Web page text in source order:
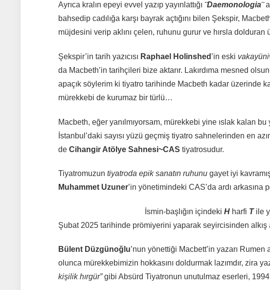
Ayrıca kralın epeyi evvel yazıp yayınlattığı ¨Daemonologia¨
bahsedip cadılığa karşı bayrak açtığını bilen Şekspir,
müjdesini verip aklını çelen, ruhunu gurur ve hırsla dolduran
Şekspir’in tarih yazıcısı Raphael Holinshed ’in eski
da Macbeth’in tarihçileri bize aktarır. Lakırdıma mesned
apaçık söylerim ki tiyatro tarihinde Macbeth kadar üzerinde
mürekkebi de kurumaz bir türlü…
Macbeth, eğer yanılmıyorsam, mürekkebi yine ıslak kalan bu
İstanbul’daki sayısı yüzü geçmiş tiyatro sahnelerinden en
de Cihangir Atölye Sahnesi~CAS tiyatrosudur.
Tiyatromuzun tiyatroda epik sanatın ruhunugayet iyi
Muhammet Uzuner’in yönetimindeki CAS’da ardı arkasına
İsmin-başlığın içindekiH harfi Tile
Şubat 2025 tarihinde prömiyerini yaparak seyircisinden alkış
Bülent Düzgünoğlu’nun yönettiği Macbett’in yazarı Rumen
olunca mürekkebimizin hokkasını doldurmak lazımdır, zira
kişilik hırgür”gibi Absürd Tiyatronun unutulmaz eserleri,